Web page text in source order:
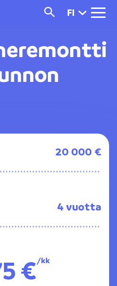
FI
20 000 €
4 vuotta
€/kk